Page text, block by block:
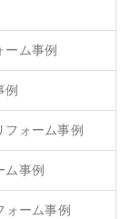
ム事例
例
ォーム事例
ム事例
ォーム事例